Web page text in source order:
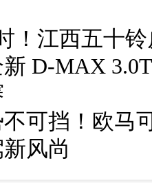
！江西五十
D-MAX
可挡！欧马
风尚